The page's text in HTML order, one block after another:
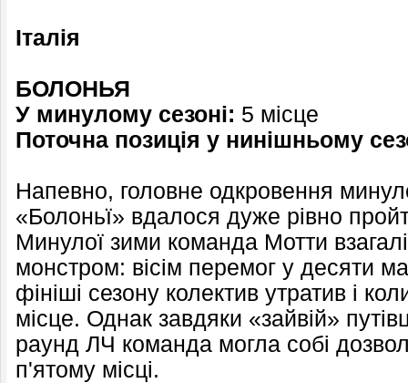
Італія
БОЛОНЬЯ
У минулому сезоні: 5 місце
Поточна позиція у нинішньому
Напевно, головне одкровення
«Болоньї» вдалося дуже рівно
Минулої зими команда Мотти
монстром: вісім перемог у десяти
фініші сезону колектив утратив і
місце. Однак завдяки «зайвій»
раунд ЛЧ команда могла собі
п'ятому місці.